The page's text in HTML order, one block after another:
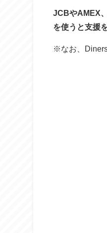
JCBやAMEX
を使うと支援
※なお、